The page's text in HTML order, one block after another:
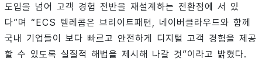
도입을 넘어 고객 경험 전반을 재설계하는 전환점에 서 있
다”며 “ECS 텔레콤은 브리이트패턴, 네이버클라우드와 함께
국내 기업들이 보다 빠르고 안전하게 디지털 고객 경험을 제공
할 수 있도록 실질적 해법을 제시해 나갈 것”이라고 밝혔다.